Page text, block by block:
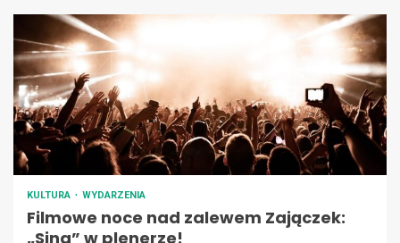
KULTURA WYDARZENIA
Filmowe noce nad zalewem Zajączek:
„Sing” w plenerze!